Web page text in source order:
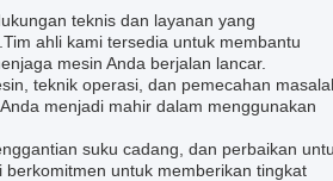
teknis dan layanan yang
ahli kami tersedia untuk membantu
mesin Anda berjalan lancar.
teknik operasi, dan pemecahan
menjadi mahir dalam menggunakan
suku cadang, dan perbaikan
untuk memberikan tingkat